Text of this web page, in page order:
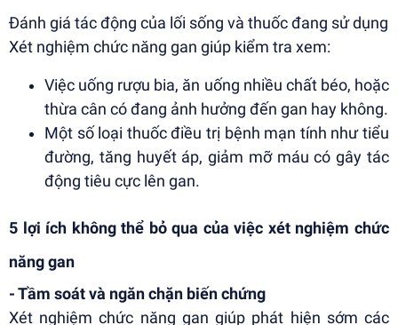
Đánh giá tác động của lối sống và thuốc đang sử dụng
Xét nghiệm chức năng gan giúp kiểm tra xem:
Việc uống rượu bia, ăn uống nhiều chất béo, hoặc
thừa cân có đang ảnh hưởng đến gan hay không.
Một số loại thuốc điều trị bệnh mạn tính như tiểu
đường, tăng huyết áp, giảm mỡ máu có gây tác
động tiêu cực lên gan.
5 lợi ích không thể bỏ qua của việc xét nghiệm chức
năng gan
- Tầm soát và ngăn chặn biến chứng
Xét nghiệm chức năng gan giúp phát hiện sớm các